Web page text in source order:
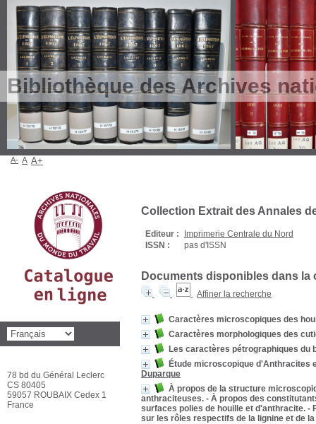
Bibliothèque des Archives
Collection Extrait des Annales
Editeur :
Imprimerie Centrale du Nord
ISSN :
pas d'ISSN
Documents disponibles dans la
Affiner la recherche
Caractères microscopiques des
Caractères morphologiques des
Les caractères pétrographiques du
Étude microscopique d'Anthracites
Duparque
À propos de la structure
anthraciteuses. - À propos des
surfaces polies de houille et d'anthracite. -
sur les rôles respectifs de la lignine et de
A- A A+
78 bd du Général Leclerc
CS 80405
59057 ROUBAIX Cedex 1
France